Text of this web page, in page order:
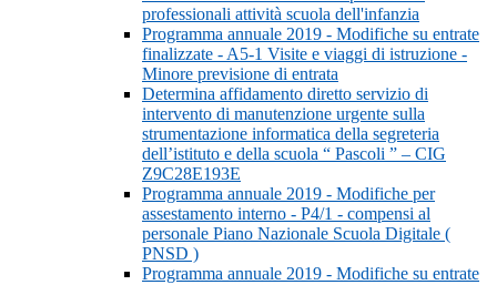
professionali attività scuola dell'infanzia
Programma annuale 2019 - Modifiche su entrate
finalizzate - A5-1 Visite e viaggi di istruzione -
Minore previsione di entrata
Determina affidamento diretto servizio di
intervento di manutenzione urgente sulla
strumentazione informatica della segreteria
dell’istituto e della scuola “ Pascoli ” – CIG
Z9C28E193E
Programma annuale 2019 - Modifiche per
assestamento interno - P4/1 - compensi al
personale Piano Nazionale Scuola Digitale (
PNSD )
Programma annuale 2019 - Modifiche su entrate